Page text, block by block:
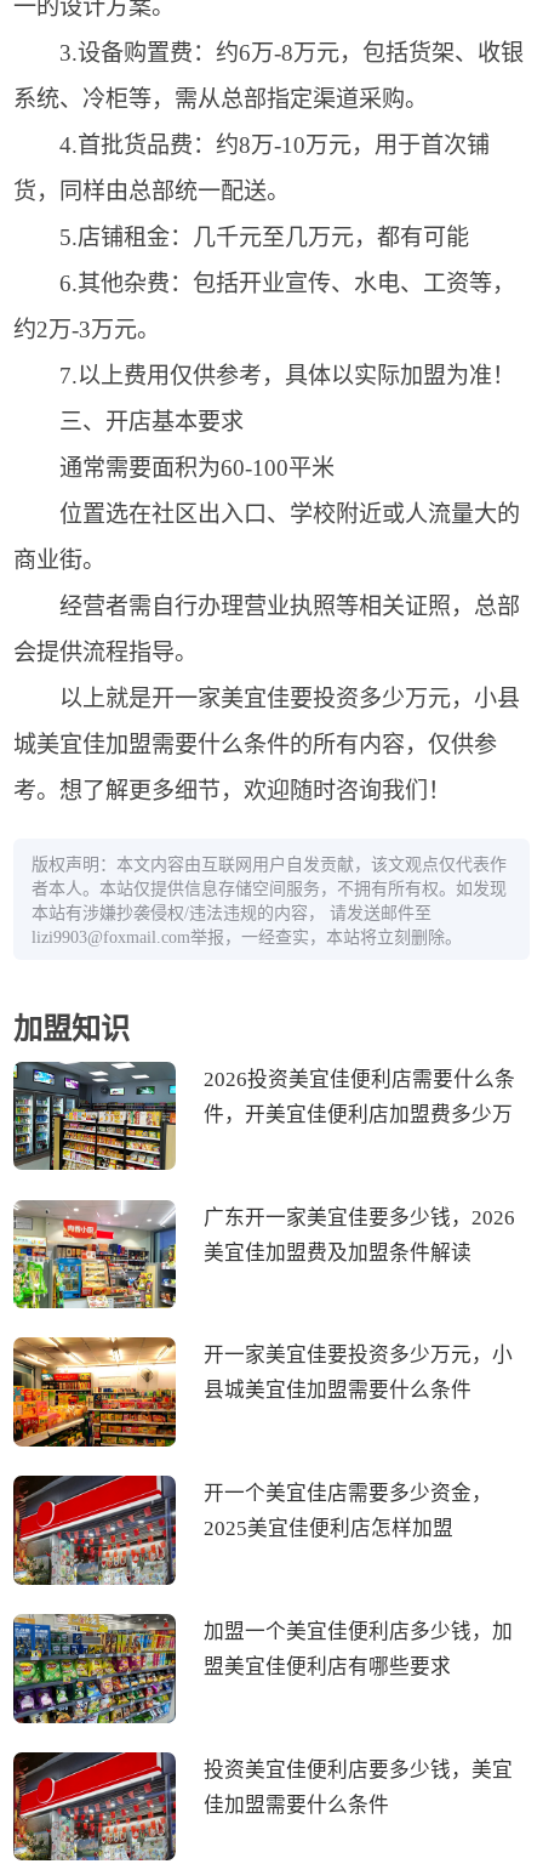
一的设计方案。
3.设备购置费：约6万-8万元，包括货架、收银
系统、冷柜等，需从总部指定渠道采购。
4.首批货品费：约8万-10万元，用于首次铺
货，同样由总部统一配送。
5.店铺租金：几千元至几万元，都有可能
6.其他杂费：包括开业宣传、水电、工资等，
约2万-3万元。
7.以上费用仅供参考，具体以实际加盟为准！
三、开店基本要求
通常需要面积为60-100平米
位置选在社区出入口、学校附近或人流量大的
商业街。
经营者需自行办理营业执照等相关证照，总部
会提供流程指导。
以上就是开一家美宜佳要投资多少万元，小县
城美宜佳加盟需要什么条件的所有内容，仅供参
考。想了解更多细节，欢迎随时咨询我们！
版权声明：本文内容由互联网用户自发贡献，该文观点仅代表作
者本人。本站仅提供信息存储空间服务，不拥有所有权。如发现
本站有涉嫌抄袭侵权/违法违规的内容， 请发送邮件至
lizi9903@foxmail.com举报，一经查实，本站将立刻删除。
加盟知识
2026投资美宜佳便利店需要什么条
件，开美宜佳便利店加盟费多少万
广东开一家美宜佳要多少钱，2026
美宜佳加盟费及加盟条件解读
开一家美宜佳要投资多少万元，小
县城美宜佳加盟需要什么条件
开一个美宜佳店需要多少资金，
2025美宜佳便利店怎样加盟
加盟一个美宜佳便利店多少钱，加
盟美宜佳便利店有哪些要求
投资美宜佳便利店要多少钱，美宜
佳加盟需要什么条件